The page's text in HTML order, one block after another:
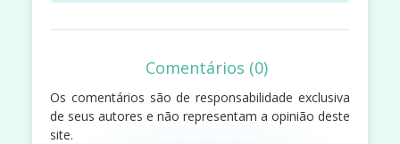
Comentários (0)
Os comentários são de responsabilidade exclusiva
de seus autores e não representam a opinião deste
site.